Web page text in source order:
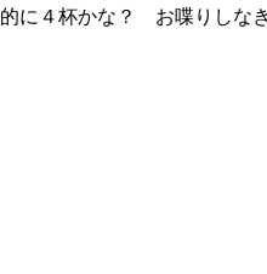
４杯かな？ お喋りしな